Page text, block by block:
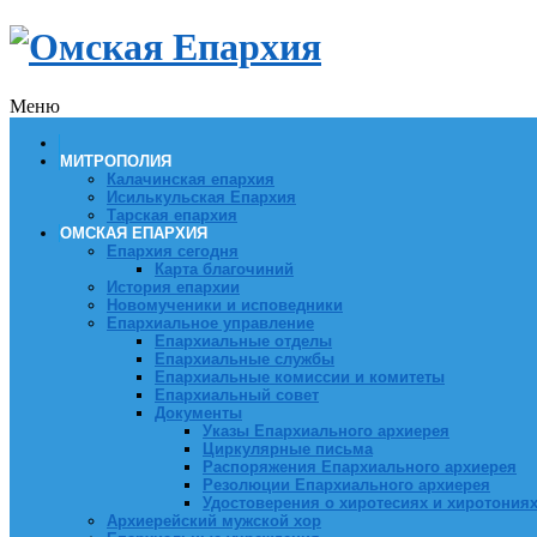
Меню
МИТРОПОЛИЯ
Калачинская епархия
Исилькульская Епархия
Тарская епархия
ОМСКАЯ ЕПАРХИЯ
Епархия сегодня
Карта благочиний
История епархии
Новомученики и исповедники
Епархиальное управление
Епархиальные отделы
Епархиальные службы
Епархиальные комиссии и комитеты
Епархиальный совет
Документы
Указы Епархиального архиерея
Циркулярные письма
Распоряжения Епархиального архиерея
Резолюции Епархиального архиерея
Удостоверения о хиротесиях и хиротониях
Архиерейский мужской хор